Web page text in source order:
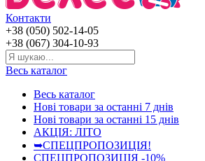
Контакти
+38 (050) 502-14-05
+38 (067) 304-10-93
Весь каталог
Весь каталог
Нові товари за останнi 7 днiв
Нові товари за останнi 15 днiв
АКЦІЯ: ЛІТО
➥СПЕЦПРОПОЗИЦІЯ!
СПЕЦПРОПОЗИЦІЯ -10%